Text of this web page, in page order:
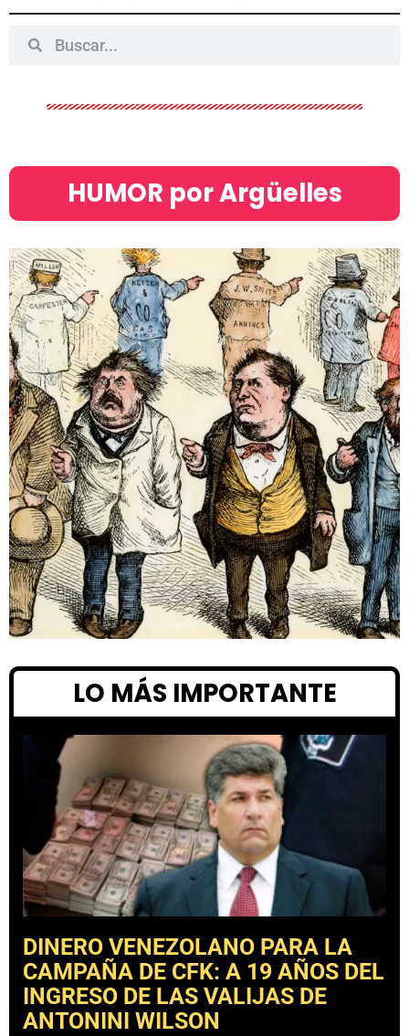
HUMOR por Argüelles​
LO MÁS IMPORTANTE
DINERO VENEZOLANO PARA LA
CAMPAÑA DE CFK: A 19 AÑOS DEL
INGRESO DE LAS VALIJAS DE
ANTONINI WILSON